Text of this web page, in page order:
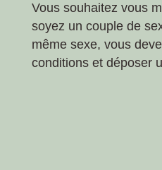
Vous souhaitez vous
soyez un couple de
même sexe, vous
conditions et déposer